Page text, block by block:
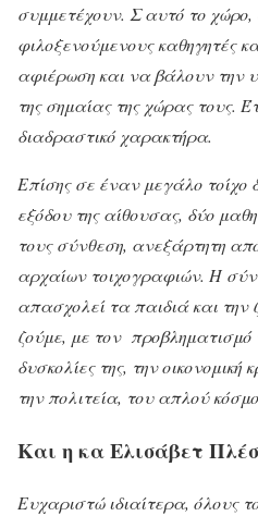
συμμετέχουν. Σ αυτό το χώρο,
φιλοξενούμενους καθηγητές
αφιέρωση και να βάλουν την
της σημαίας της χώρας τους.
διαδραστικό χαρακτήρα.
Επίσης σε έναν μεγάλο τοίχο
εξόδου της αίθουσας, δύο
τους σύνθεση, ανεξάρτητη
αρχαίων τοιχογραφιών. Η
απασχολεί τα παιδιά και την
ζούμε, με τον προβληματισμό
δυσκολίες της, την
την πολιτεία, του απλού
Και η κα Ελισάβετ
Ευχαριστώ ιδιαίτερα, όλους